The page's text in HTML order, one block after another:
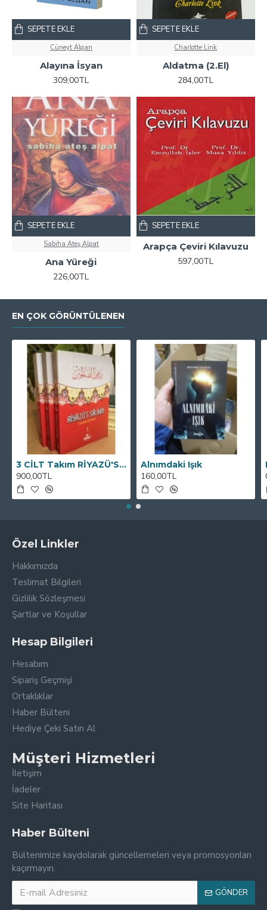
Cüneyt Algan
Alayına İsyan
309,00TL
SEPETE EKLE
Charlotte Link
Aldatma (2.El)
284,00TL
SEPETE EKLE
Sabiha Ateş Alpat
Ana Yüreği
226,00TL
SEPETE EKLE
Arapça Çeviri Kılavuzu
597,00TL
SEPETE EKLE
EN ÇOK GÖRÜNTÜLENEN
3 CİLT Takım RİYAZÜ'S SALİHİN VE TERCEMESİ
900,00TL
Alnımdaki Işık
160,00TL
Özel Linkler
Hakkımızda
Teslimat Bilgileri
Gizlilik Sözleşmesi
Şartlar ve Koşullar
Hesap Bilgileri
Hesabım
Sipariş Geçmişi
Ortaklıklar
Haber Bülteni
Hediye Çeki Satın Al
Müşteri Hizmetleri
İletişim
İadeler
Site Haritası
Haber Bülteni
Bültenimize kaydolarak güncellemeleri veya promosyonları
kaçırmayın.
GÖNDER